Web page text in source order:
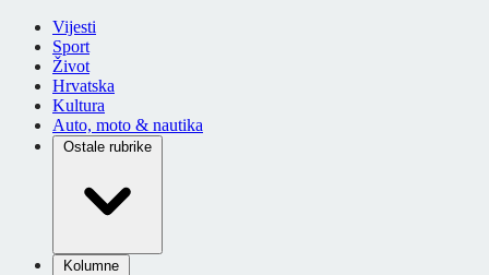
Vijesti
Sport
Život
Hrvatska
Kultura
Auto, moto & nautika
Ostale rubrike
Kolumne